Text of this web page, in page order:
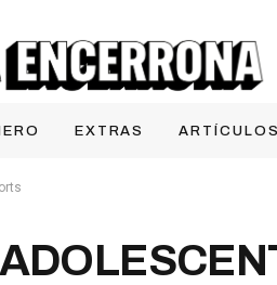
EXTRAS ARTÍCULOS